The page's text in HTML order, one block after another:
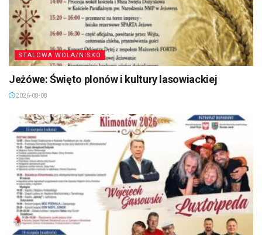
STALOWA WOLA/NISKO
Jeżówe: Święto plonów i kultury lasowiackiej
2026-08-08